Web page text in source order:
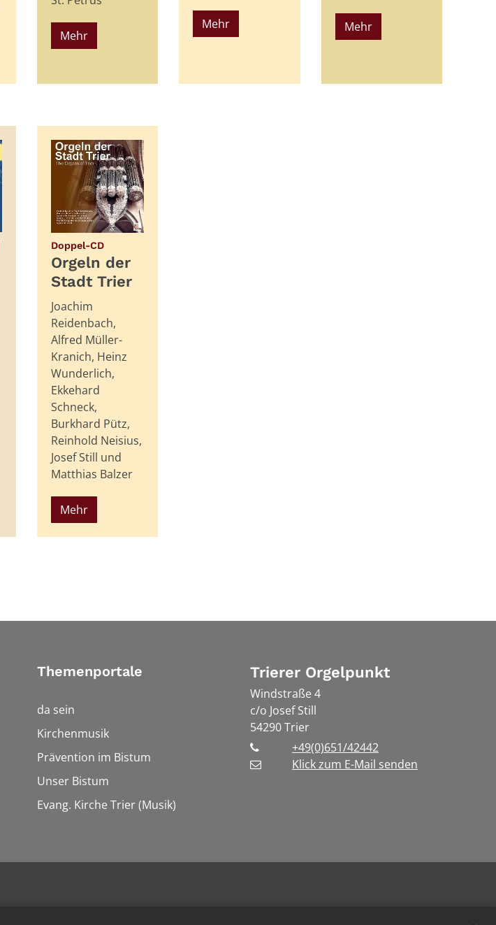
Mehr
Mehr Mehr
Doppel-CD:
Orgeln der
Stadt Trier
Joachim
Reidenbach,
Alfred Müller-
Kranich, Heinz
Wunderlich,
Ekkehard
Schneck,
Burkhard Pütz,
Reinhold Neisius,
Josef Still und
Matthias Balzer
Mehr
Themenportale
da sein
Kirchenmusik
Prävention im Bistum
Unser Bistum
Evang. Kirche Trier (Musik)
Trierer Orgelpunkt
Windstraße 4
c/o Josef Still
54290Trier
+49(0)651/42442
Klick zum E-Mail senden